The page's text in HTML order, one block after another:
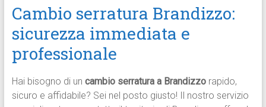
Cambio serratura Brandizzo:
sicurezza immediata e
professionale
Hai bisogno di un cambio serratura a Brandizzorapido,
sicuro e affidabile? Sei nel posto giusto! Il nostro servizio